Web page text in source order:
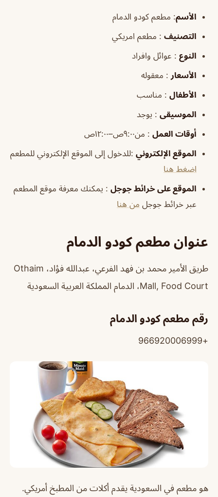
الأسم: مطعم كودو الدمام
التصنيف : مطعم امريكي
النوع : عوائل وافراد
الأسعار : معقوله
الأطفال : مناسب
الموسيقى : يوجد
أوقات العمل : من٩:٠٠ص–١٢:٠٠ص
الموقع الإلكتروني :للدخول إلى الموقع الإلكتروني للمطعم
اضغط هنا
الموقع على خرائط جوجل : يمكنك معرفة موقع المطعم
عبر خرائط جوجل من هنا
عنوان مطعم كودو الدمام
طريق الأمير محمد بن فهد الفرعي، عبدالله فؤاد، Othaim
Mall, Food Court، الدمام المملكة العربية السعودية
رقم مطعم كودو الدمام
+966920006999
هو مطعم في السعودية يقدم أكلات من المطبخ أمريكي.